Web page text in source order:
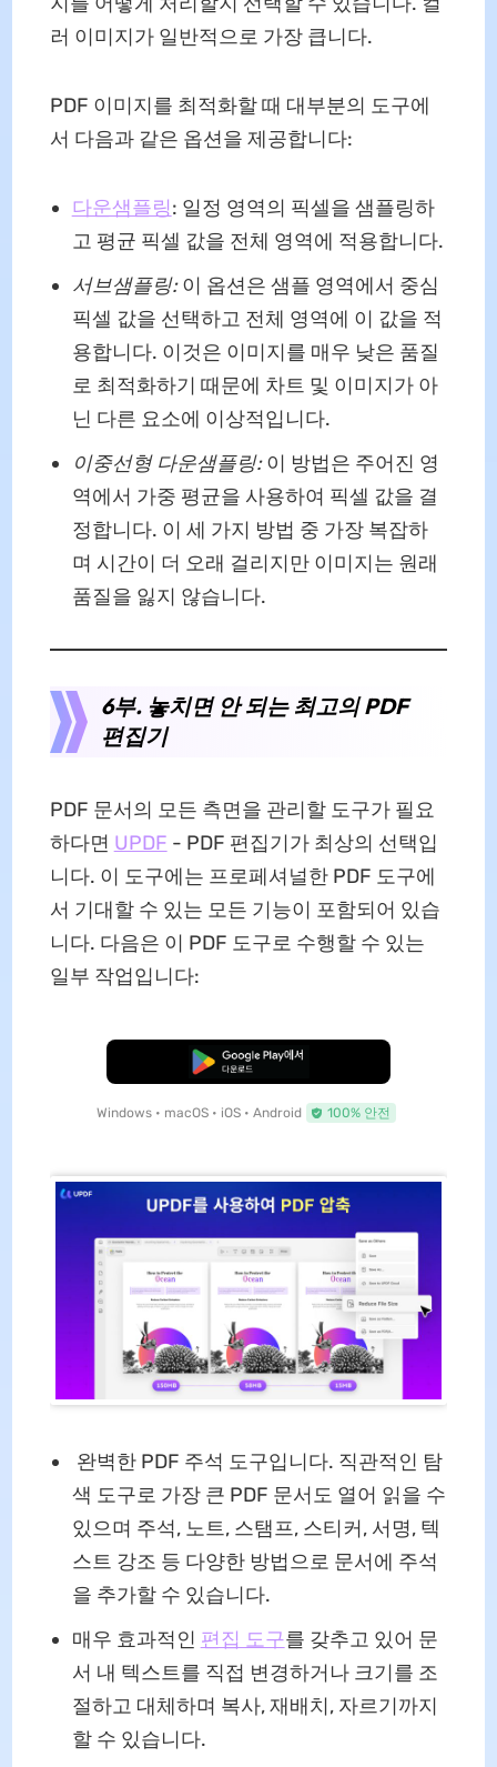
러 이미지가 일반적으로 가장 큽니다.
PDF 이미지를 최적화할 때 대부분의 도구에
서 다음과 같은 옵션을 제공합니다:
다운샘플링: 일정 영역의 픽셀을 샘플링하
고 평균 픽셀 값을 전체 영역에 적용합니다.
서브샘플링:이 옵션은 샘플 영역에서 중심
픽셀 값을 선택하고 전체 영역에 이 값을 적
용합니다. 이것은 이미지를 매우 낮은 품질
로 최적화하기 때문에 차트 및 이미지가 아
닌 다른 요소에 이상적입니다.
이중선형 다운샘플링:이 방법은 주어진 영
역에서 가중 평균을 사용하여 픽셀 값을 결
정합니다. 이 세 가지 방법 중 가장 복잡하
며 시간이 더 오래 걸리지만 이미지는 원래
품질을 잃지 않습니다.
6부. 놓치면 안 되는 최고의 PDF
편집기
PDF 문서의 모든 측면을 관리할 도구가 필요
하다면 UPDF - PDF 편집기가 최상의 선택입
니다. 이 도구에는 프로페셔널한 PDF 도구에
서 기대할 수 있는 모든 기능이 포함되어 있습
니다. 다음은 이 PDF 도구로 수행할 수 있는
일부 작업입니다:
무료로 다운로드
Windows • macOS • iOS • Android 100% 안전
완벽한 PDF 주석 도구입니다. 직관적인 탐
색 도구로 가장 큰 PDF 문서도 열어 읽을 수
있으며 주석, 노트, 스탬프, 스티커, 서명, 텍
스트 강조 등 다양한 방법으로 문서에 주석
을 추가할 수 있습니다.
매우 효과적인 편집 도구를 갖추고 있어 문
서 내 텍스트를 직접 변경하거나 크기를 조
절하고 대체하며 복사, 재배치, 자르기까지
할 수 있습니다.